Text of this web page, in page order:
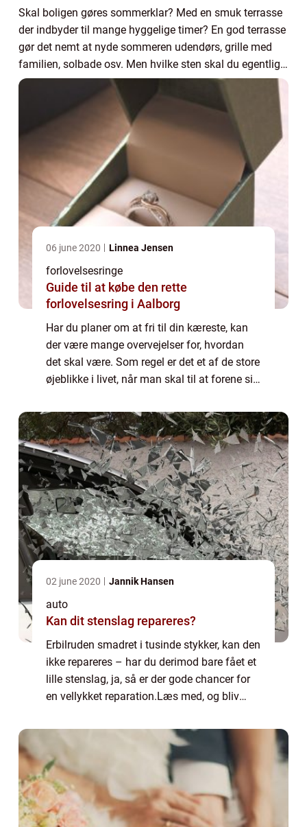
Skal boligen gøres sommerklar? Med en smuk terrasse
der indbyder til mange hyggelige timer? En god terrasse
gør det nemt at nyde sommeren udendørs, grille med
familien, solbade osv. Men hvilke sten skal du egentlig
vælge til din terrasse? Hvad er bil...
06 june 2020 Linnea Jensen
forlovelsesringe
Guide til at købe den rette
forlovelsesring i Aalborg
Har du planer om at fri til din kæreste, kan
der være mange overvejelser for, hvordan
det skal være. Som regel er det et af de store
øjeblikke i livet, når man skal til at forene sin
hylde sin kærligheden på...
02 june 2020 Jannik Hansen
auto
Kan dit stenslag repareres?
Erbilruden smadret i tusinde stykker, kan den
ikke repareres – har du derimod bare fået et
lille stenslag, ja, så er der gode chancer for
en vellykket reparation.Læs med, og bliv